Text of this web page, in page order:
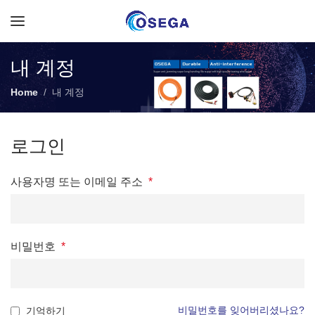
내 계정
Home 내 계정
로그인
사용자명 또는 이메일 주소 *
비밀번호 *
기억하기 비밀번호를 잊어버리셨나요?